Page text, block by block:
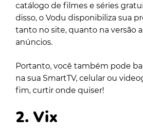
catálogo de filmes e séries
disso, o Vodu disponibiliza sua
tanto no site, quanto na versão
anúncios.
Portanto, você também pode
na sua SmartTV, celular ou
fim, curtir onde quiser!
2. Vix